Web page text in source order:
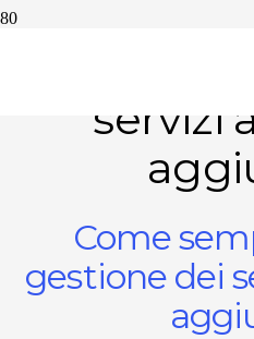
servizi
Come
gestione dei